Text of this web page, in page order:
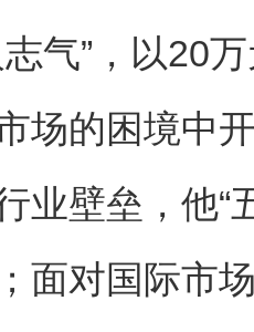
气”，以20
场的困境中
业壁垒，他“
面对国际市